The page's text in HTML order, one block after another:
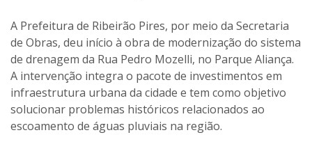
A Prefeitura de Ribeirão Pires, por meio da Secretaria
de Obras, deu início à obra de modernização do sistema
de drenagem da Rua Pedro Mozelli, no Parque Aliança.
A intervenção integra o pacote de investimentos em
infraestrutura urbana da cidade e tem como objetivo
solucionar problemas históricos relacionados ao
escoamento de águas pluviais na região.